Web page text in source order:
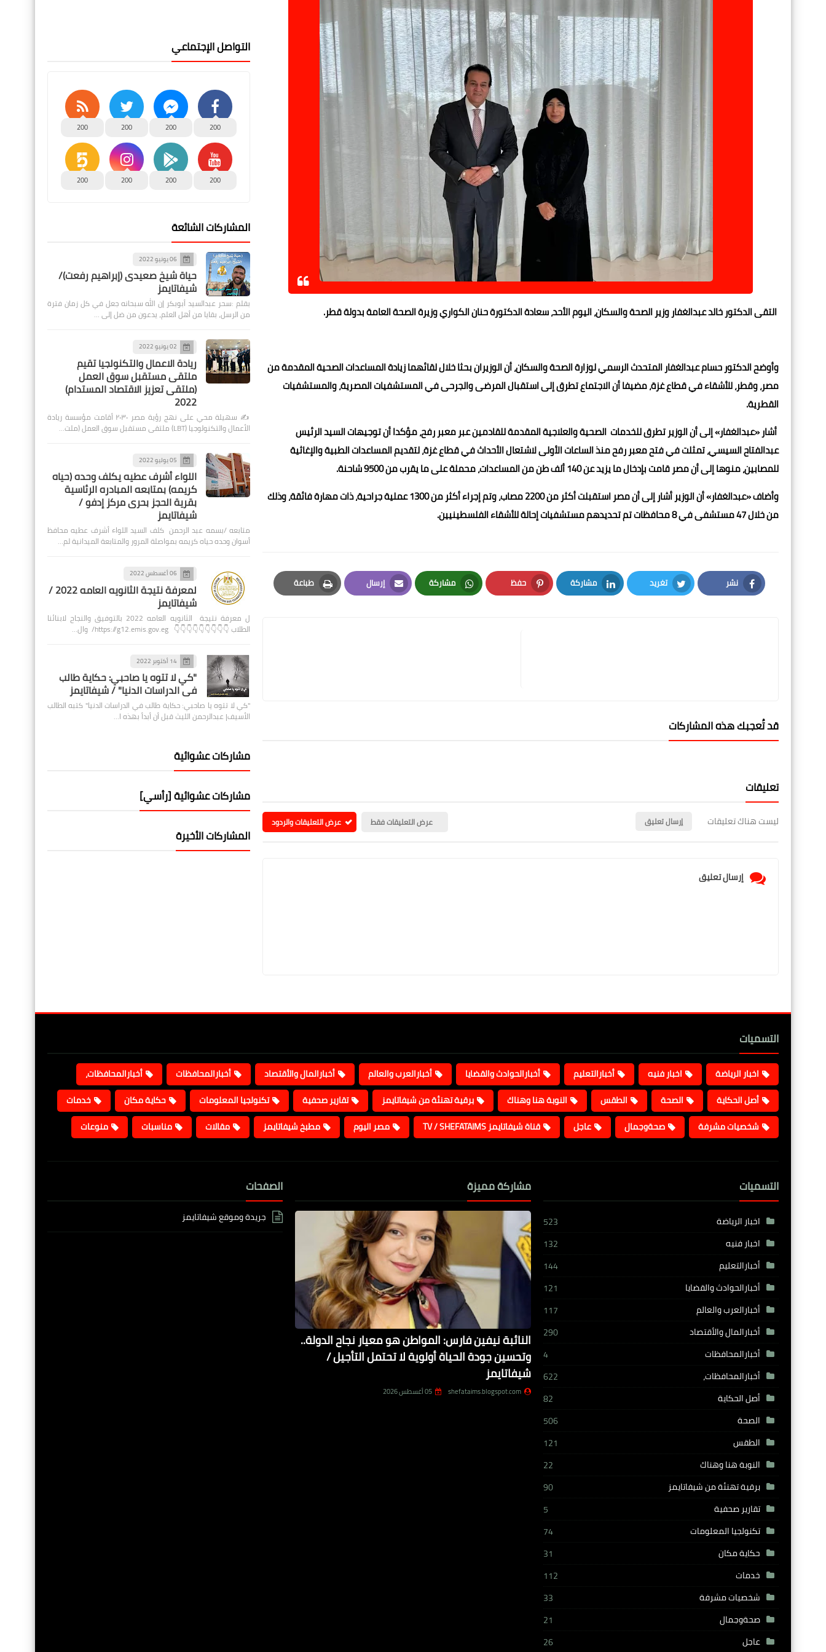
التقى الدكتور خالد عبدالغفار وزير الصحة والسكان، اليوم الأحد، سعادة الدكتورة حنان الكواري وزيرة الصحة العامة بدولة قطر.
وأوضح الدكتور حسام عبدالغفار المتحدث الرسمي لوزارة الصحة والسكان، أن الوزيران بحثا خلال لقائهما زيادة المساعدات الصحية المقدمة من
مصر، وقطر، للأشقاء في قطاع غزة، مضيفا أن الاجتماع تطرق إلى استقبال المرضى والجرحى في المستشفيات المصرية، والمستشفيات
القطرية.
أشار «عبدالغفار» إلى أن الوزير تطرق للخدمات الصحية والعلاجية المقدمة للقادمين عبر معبر رفح، مؤكدا أن توجيهات السيد الرئيس
عبدالفتاح السيسي، تمثلت في فتح معبر رفح منذ الساعات الأولى لاشتعال الأحداث في قطاع غزة، لتقديم المساعدات الطبية والإغاثية
للمصابين، منوها إلى أن مصر قامت بإدخال ما يزيد عن 140 ألف طن من المساعدات، محملة على ما يقرب من 9500 شاحنة.
وأضاف «عبدالغفار» أن الوزير أشار إلى أن مصر استقبلت أكثر من 2200 مصاب، وتم إجراء أكثر من 1300 عملية جراحية، ذات مهارة فائقة، وذلك
من خلال 47 مستشفى في 8 محافظات تم تحديدهم مستشفيات إحالة للأشقاء الفلسطينيين.
نشر
Facebook
تغريد
Twitter
مشاركة
LinkedIn
حفظ
Pinterest
مشاركة
Whatsapp
إرسال
Email
طباعة
Print
قد تُعجبك هذه المشاركات
تعليقات
ليست هناك تعليقات إرسال تعليق عرض التعليقات فقط عرض التعليقات والردود
إرسال تعليق
التواصل الإجتماعي
200
200
200
200
200
200
200
200
المشاركات الشائعة
06 يونيو 2022
حياة شيخ صعيدى (إبراهيم رفعت)/
شيفاتايمز
بقلم :سحر عبدالسيد أبوبكر إن الله سبحانه جعل في كل زمان فترة
من الرسل، بقايا من أهل العلم، يدعون من ضل إلى …
02 يونيو 2022
ريادة الاعمال والتكنولجيا تقيم
ملتقى مستقبل سوق العمل
(ملتقى تعزيز الاقتصاد المستدام)
2022
✍️ سهيلة محي على نهج رؤية مصر ٢٠٣٠ أقامت مؤسسة ريادة
الأعمال والتكنولوجيا (LBT) ملتقى مستقبل سوق العمل (ملت…
05 يوليو 2022
اللواء أشرف عطيه يكلف وحده (حياه
كريمه) بمتابعه المبادره الرئاسية
بقرية الحجز بحرى مركز إدفو /
شيفاتايمز
متابعه /بسمه عبد الرحمن كلف السيد اللواء أشرف عطيه محافظ
أسوان وحده حياه كريمه بمواصلة المرور والمتابعة الميدانية لم…
06 أغسطس 2022
لمعرفة نتيجة الثانويه العامه 2022 /
شيفاتايمز
ل معرفة نتيجة الثانويه العامه 2022 بالتوفيق والنجاح لابنائنا
الطلاب 👇👇👇👇👇👇👇👇👇 https://g12.emis.gov.eg/ وال…
14 أكتوبر 2022
"كي لا تتوه يا صاحبي: حكاية طالب
في الدراسات الدنيا" / شيفاتايمز
"كي لا تتوه يا صاحبي: حكاية طالب في الدراسات الدنيا" كتبه الطالب
الأسيف| عبدالرحمن الليث قبل أن أبدأ بهذه ا…
مشاركات عشوائية
مشاركات عشوائية [رأسي]
المشاركات الأخيرة
التسميات
اخبار الرياضة اخبار فنيه أخبارالتعليم أخبارالحوادث والقضايا أخبارالعرب والعالم أخبارالمال والأقتصاد أخبارالمحافظات
أخبارالمحافظات،
أصل الحكاية
الصحة الطقس النوبة هنا وهناك برقية تهنئة من شيفاتايمز تقارير صحفية تكنولجيا المعلومات حكاية مكان
خدمات
شخصيات مشرفة
صحةوجمال عاجل قناة شيفاتايمز TV / SHEFATAIMS مصر اليوم مطبخ شيفاتايمز مقالات مناسبات منوعات
التسميات
اخبار الرياضة
523
اخبار فنيه
132
أخبارالتعليم
144
أخبارالحوادث والقضايا
121
أخبارالعرب والعالم
117
أخبارالمال والأقتصاد
290
أخبارالمحافظات
4
أخبارالمحافظات،
622
أصل الحكاية
82
الصحة
506
الطقس
121
النوبة هنا وهناك
22
برقية تهنئة من شيفاتايمز
90
تقارير صحفية
5
تكنولجيا المعلومات
74
حكاية مكان
31
خدمات
112
شخصيات مشرفة
33
صحةوجمال
21
عاجل
26
مشاركة مميزة
النائبة نيفين فارس: المواطن هو معيار نجاح الدولة..
وتحسين جودة الحياة أولوية لا تحتمل التأجيل /
شيفاتايمز
shefataims.blogspot.com 05 أغسطس 2026
الصفحات
جريدة وموقع شيفاتايمز